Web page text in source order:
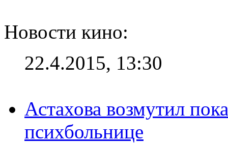
Новости кино:
22.4.2015, 13:30
Астахова возмутил
психбольнице